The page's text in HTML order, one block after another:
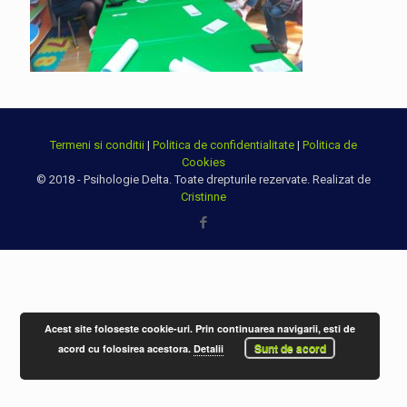
Termeni si conditii | Politica de confidentialitate | Politica de
Cookies
© 2018 - Psihologie Delta. Toate drepturile rezervate. Realizat de
Cristinne
Acest site foloseste cookie-uri. Prin continuarea navigarii, esti de
acord cu folosirea acestora.Detalii Sunt de acord